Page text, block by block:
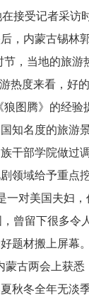
接受记者采访
，内蒙古锡林
，当地的旅
度来看，好
图腾》的经验
国知名度的旅
干部学院做过
领域给予重点
对美国夫妇，
，曾留下很多
题材搬上屏
蒙古两会上获
夏秋冬全年无